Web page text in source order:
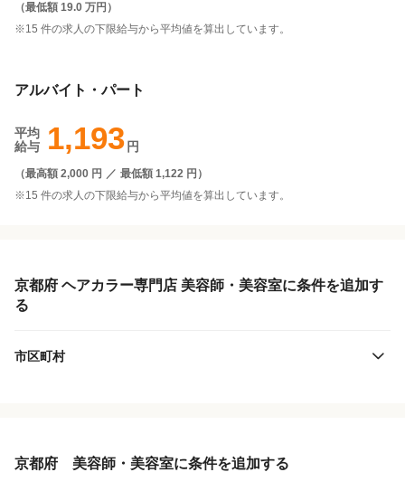
（最低額 19.0 万円 ）
※15 件の求人の下限給与から平均値を算出しています。
アルバイト・パート
平均
給与
1,193 円
（最高額 2,000 円 ／ 最低額 1,122 円 ）
※15 件の求人の下限給与から平均値を算出しています。
京都府 ヘアカラー専門店 美容師・美容室に条件を追加す
る
市区町村
京都府 美容師・美容室に条件を追加する